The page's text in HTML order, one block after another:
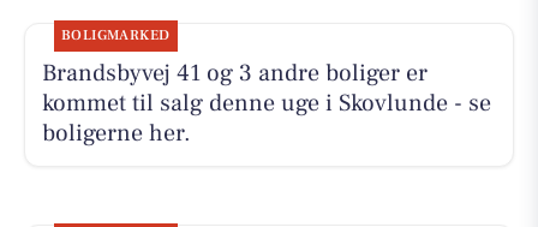
BOLIGMARKED
Brandsbyvej 41 og 3 andre boliger er
kommet til salg denne uge i Skovlunde - se
boligerne her.